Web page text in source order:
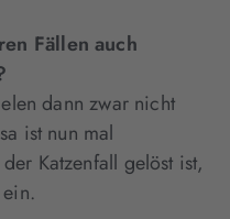
Fällen auch
dann zwar nicht
ist nun mal
Katzenfall gelöst ist,